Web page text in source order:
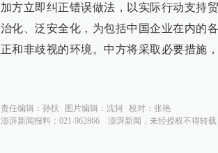
加方立即纠正错误做法，以实际行动支持
治化、泛安全化，为包括中国企业在内的
正和非歧视的环境。中方将采取必要措施
责任编辑： 孙扶 图片编辑： 沈轲 校对： 张艳
澎湃新闻报料：021-962866
澎湃新闻，未经授权不得转载